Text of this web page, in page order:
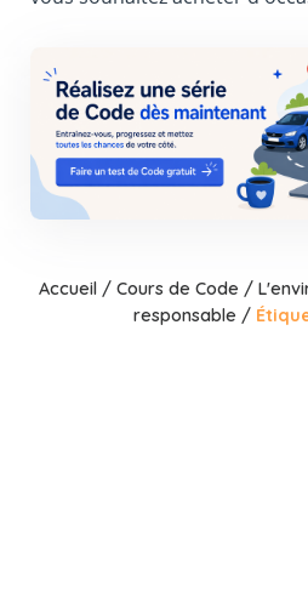
Accueil/ Cours de Code /
responsable /